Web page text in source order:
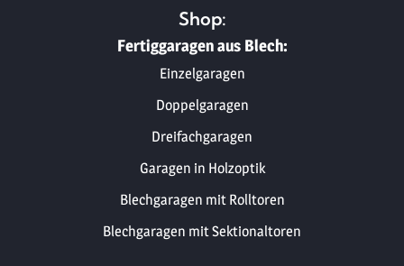
Shop:
Fertiggaragen aus Blech:
Einzelgaragen
Doppelgaragen
Dreifachgaragen
Garagen in Holzoptik
Blechgaragen mit Rolltoren
Blechgaragen mit Sektionaltoren